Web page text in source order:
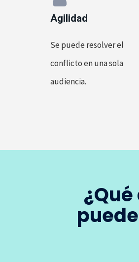
Agilidad
Se puede resolver el
conflicto en una sola
audiencia.